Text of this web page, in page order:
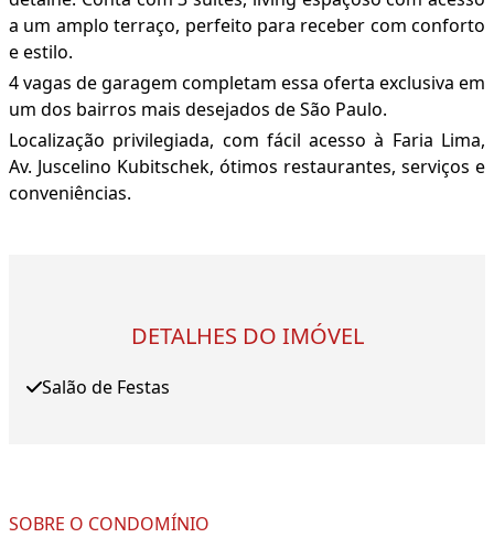
a um amplo terraço, perfeito para receber com conforto
e estilo.
4 vagas de garagem completam essa oferta exclusiva em
um dos bairros mais desejados de São Paulo.
Localização privilegiada, com fácil acesso à Faria Lima,
Av. Juscelino Kubitschek, ótimos restaurantes, serviços e
conveniências.
DETALHES DO IMÓVEL
Salão de Festas
SOBRE O CONDOMÍNIO